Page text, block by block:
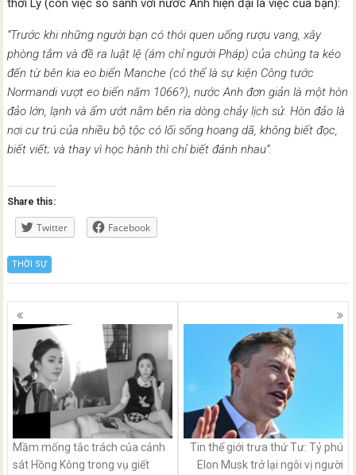
thời Lý (còn việc so sánh với nước Anh hiện đại là việc của bạn):
“Trước khi những người bạn có thói quen uống rượu vang, xây
phòng tắm và đề ra luật lệ (ám chỉ người Pháp) của chúng ta kéo
đến từ bên kia eo biển Manche (có thể là sự kiện Công tước
Normandi vượt eo biển năm 1066?), nước Anh đơn giản là một hòn
đảo lớn, lạnh và ẩm ướt nằm bên rìa dòng chảy lịch sử. Hòn đảo là
nơi cư trú của nhiều bộ tộc có lối sống hoang dã, không biết đọc,
biết viết; và thay vì học hành thì chỉ biết đánh nhau”.
Share this:
Twitter Facebook
THỜI SỰ
Posts
navigation
Mầm mống tắc trách của cảnh
sát Hồng Kông trong vụ giết
Tin thế giới trưa thứ Tư: Tỷ phú
Elon Musk trở lại ngôi vị người